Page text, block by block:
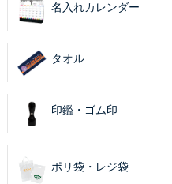
名入れカレンダー
タオル
印鑑・ゴム印
ポリ袋・レジ袋